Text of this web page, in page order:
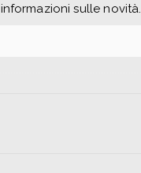
informazioni sulle novità.